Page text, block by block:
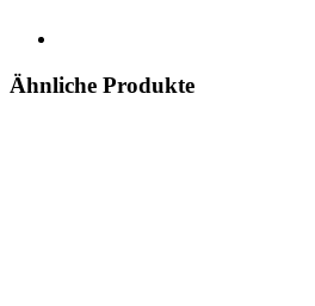
Ähnliche Produkte